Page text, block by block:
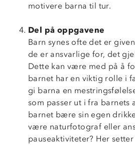
motivere barna til tur.
Del på oppgavene
Barn synes ofte det er
de er ansvarlige for, det
Dette kan være med på å
barnet har en viktig rolle i
gi barna en
som passer ut i fra barnets
barnet bære sin egen
være naturfotograf eller
pauseaktiviteter? Her